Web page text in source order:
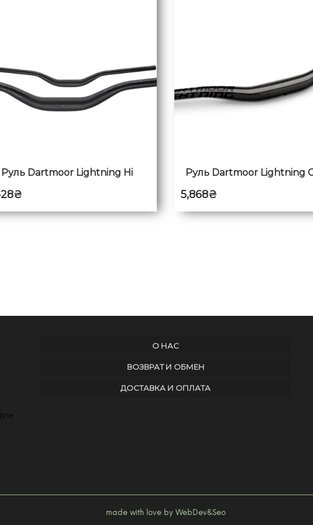
Руль Dartmoor Lightning Hi
₴
Руль Dartmoor Lightning
5,868₴
О НАС
ВОЗВРАТ И ОБМЕН
ДОСТАВКА И ОПЛАТА
made with love by WebDev&Seo